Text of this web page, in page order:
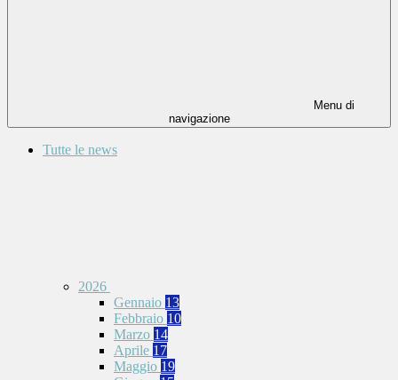
Menu di
navigazione
Tutte le news
2026
Gennaio 13
Febbraio 10
Marzo 14
Aprile 17
Maggio 19